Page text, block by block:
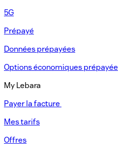
5G
Prépayé​
Données prépayées​
Options économiques prépayée​
My Lebara
Payer la facture ​
Mes tarifs​
Offres​